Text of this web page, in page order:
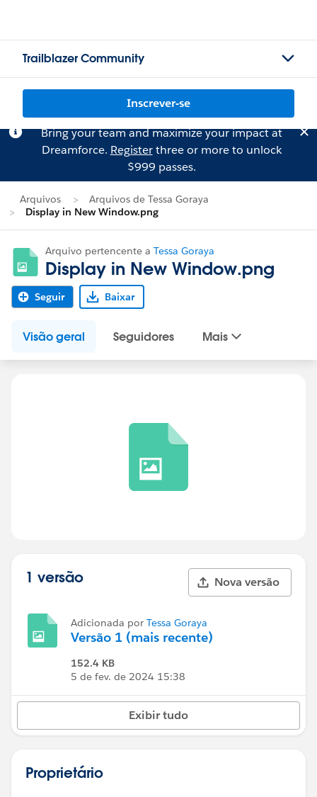
Trailblazer Community
Inscrever-se
Bring your team and maximize your impact at
Dreamforce. Registerthree or more to unlock
$999 passes.
Arquivos
Arquivos de Tessa Goraya
Display in New Window.png
Arquivo pertencente a Tessa Goraya
Display in New Window.png
Seguir Baixar
Visão geral Seguidores Mais
1 versão Nova versão
Adicionada por Tessa Goraya
Versão 1 (mais recente)
152.4 KB
5 de fev. de 2024 15:38
Exibir tudo
Proprietário